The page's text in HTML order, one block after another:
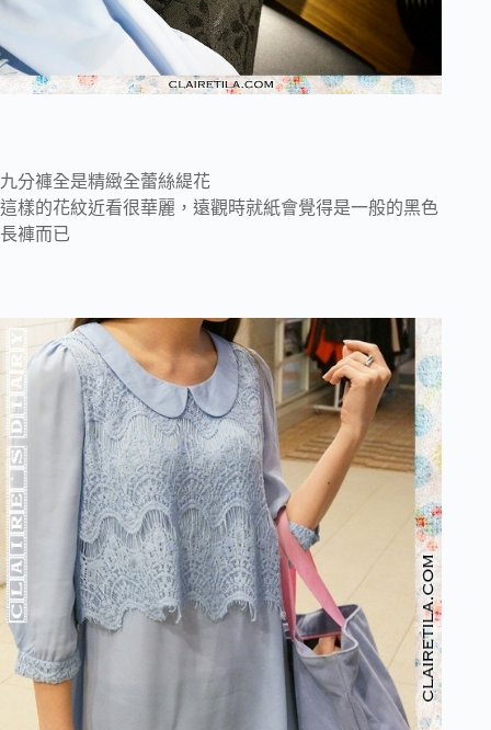
九分褲全是精緻全蕾絲緹花
這樣的花紋近看很華麗，遠觀時就紙會覺得是一般的黑色
長褲而已